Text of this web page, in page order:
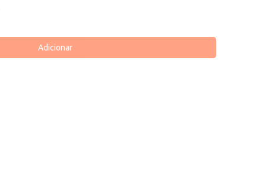
Adicionar